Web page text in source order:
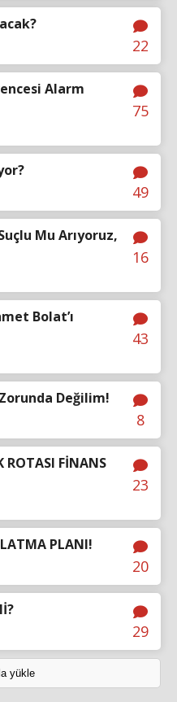
22
Alarm
75
49
Mu Arıyoruz,
16
Bolat’ı
43
Değilim!
8
ROTASI FİNANS
23
PLANI!
20
29
yükle